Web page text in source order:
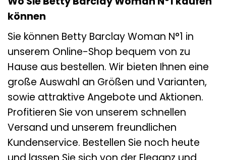
können
Sie können Betty Barclay Woman N°1 in
unserem Online-Shop bequem von zu
Hause aus bestellen. Wir bieten Ihnen eine
große Auswahl an Größen und Varianten,
sowie attraktive Angebote und Aktionen.
Profitieren Sie von unserem schnellen
Versand und unserem freundlichen
Kundenservice. Bestellen Sie noch heute